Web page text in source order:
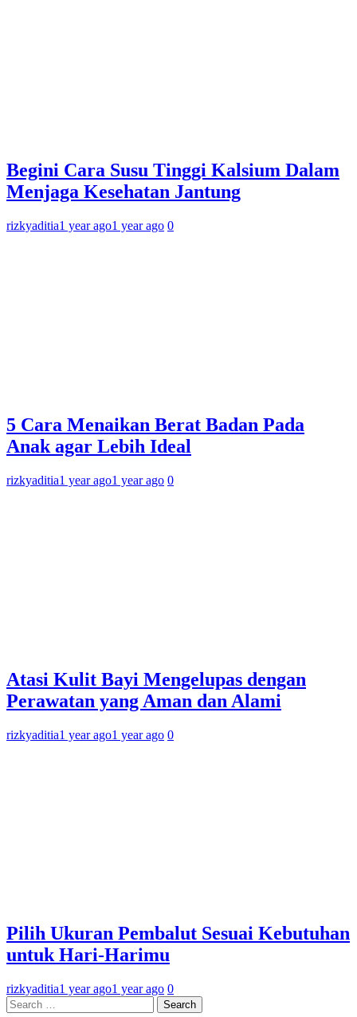
Begini Cara Susu Tinggi Kalsium Dalam
Menjaga Kesehatan Jantung
rizkyaditia1 year ago1 year ago 0
5 Cara Menaikan Berat Badan Pada
Anak agar Lebih Ideal
rizkyaditia1 year ago1 year ago 0
Atasi Kulit Bayi Mengelupas dengan
Perawatan yang Aman dan Alami
rizkyaditia1 year ago1 year ago 0
Pilih Ukuran Pembalut Sesuai Kebutuhan
untuk Hari-Harimu
rizkyaditia1 year ago1 year ago 0
Search